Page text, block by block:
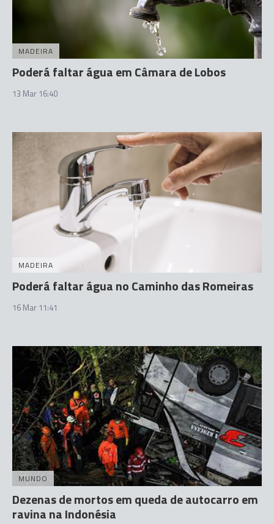
MADEIRA
Poderá faltar água em Câmara de Lobos
13 Mar 16:40
MADEIRA
Poderá faltar água no Caminho das Romeiras
16 Mar 11:41
MUNDO
Dezenas de mortos em queda de autocarro em
ravina na Indonésia